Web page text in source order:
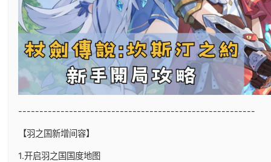
--------------------------------------------------------
【羽之国新增间容】
1.开启羽之国国度地图